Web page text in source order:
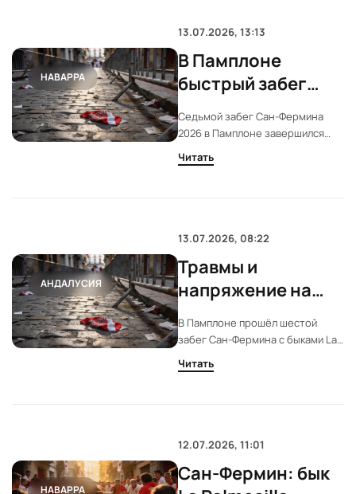
НАВАРРА
13.07.2026, 13:13
В Памплоне
быстрый забег
Сан-Фермина с
быками Miura
прошёл без
Седьмой забег Сан-Фермина
2026 в Памплоне завершился
без роговых ранений. Восемь
человек получили ушибы. Бег с
Читать
АНДАЛУСИЯ
13.07.2026, 08:22
Травмы и
напряжение на
шестом забеге
Сан-Фермина в
Памплоне
В Памплоне прошёл шестой
забег Сан-Фермина с быками La
Palmosilla. Несколько человек
пострадали на опасных участках
Читать
НАВАРРА
12.07.2026, 11:01
Сан-Фермин: бык